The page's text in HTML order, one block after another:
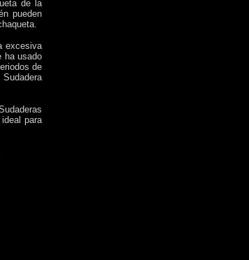
de la
pueden
excesiva
ha usado
de
para